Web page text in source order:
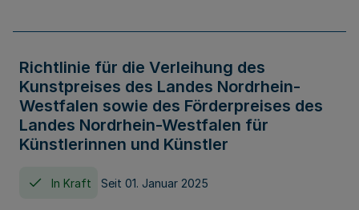
Richtlinie für die Verleihung des
Kunstpreises des Landes Nordrhein-
Westfalen sowie des Förderpreises des
Landes Nordrhein-Westfalen für
Künstlerinnen und Künstler
In Kraft Seit 01. Januar 2025